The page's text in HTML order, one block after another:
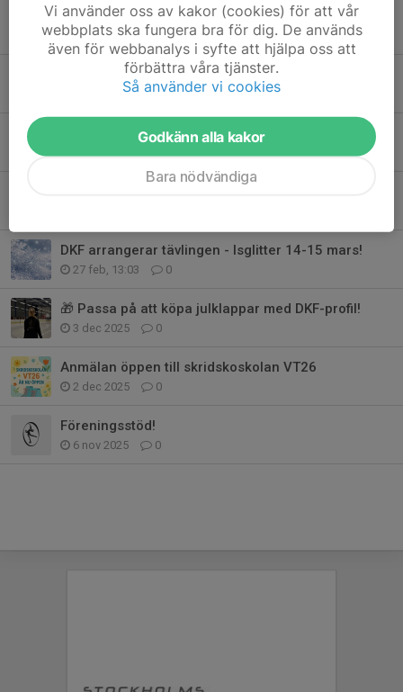
Tack för denna säsong!
15 jun, 22:13 0
🎉 DKF‑åkare medverkar i TV‑produktion på TV4!
27 apr, 15:11 0
Fortsättningsgrupp 2026
DKF arrangerar tävlingen - Isglitter 14-15 mars!
27 feb, 13:03 0
🎁 Passa på att köpa julklappar med DKF-profil!
3 dec 2025 0
Anmälan öppen till skridskoskolan VT26
2 dec 2025 0
Föreningsstöd!
6 nov 2025 0
Vi använder oss av kakor (cookies) för att vår
webbplats ska fungera bra för dig. De används
även för webbanalys i syfte att hjälpa oss att
förbättra våra tjänster.
Så använder vi cookies
Godkänn alla kakor
Bara nödvändiga